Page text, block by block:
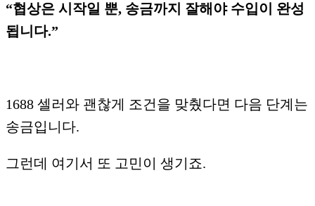
“협상은 시작일 뿐, 송금까지 잘해야 수입이 완성
됩니다.”
1688 셀러와 괜찮게 조건을 맞췄다면 다음 단계는
송금입니다.
그런데 여기서 또 고민이 생기죠.